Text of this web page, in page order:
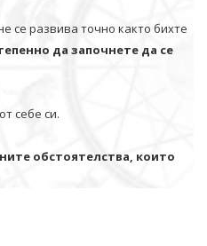
се развива точно както бихте
да започнете да се
себе си.
обстоятелства, които